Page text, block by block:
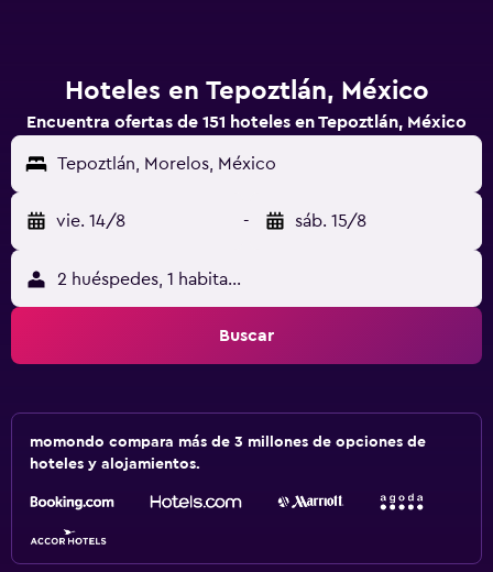
Hoteles en Tepoztlán, México
Encuentra ofertas de 151 hoteles en Tepoztlán, México
Tepoztlán, Morelos, México
vie. 14/8 - sáb. 15/8
2 huéspedes, 1 habitación
Buscar
momondo compara más de 3 millones de opciones de
hoteles y alojamientos.